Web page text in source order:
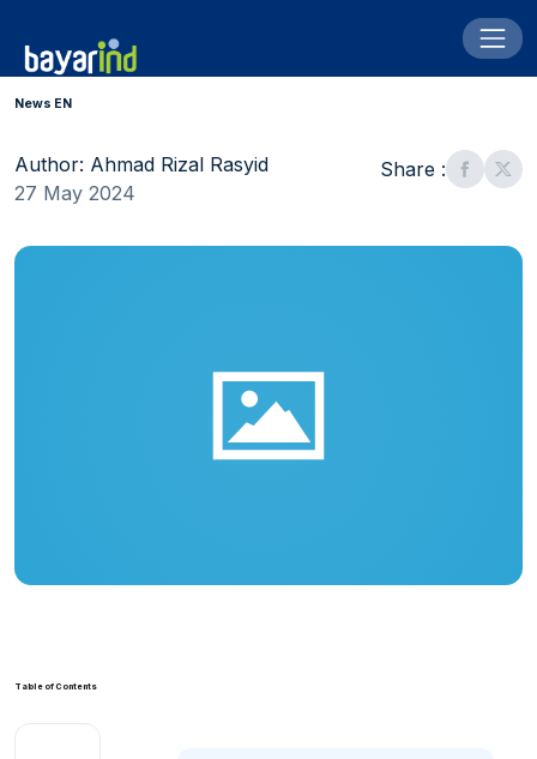
News EN
Author: Ahmad Rizal Rasyid
27 May 2024
Share :
Table of Contents